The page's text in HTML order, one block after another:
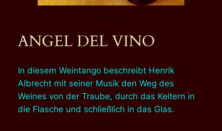
ANGEL DEL VINO
In diesem Weintango beschreibt Henrik
Albrecht mit seiner Musik den Weg des
Weines von der Traube, durch das Keltern in
die Flasche und schließlich in das Glas.